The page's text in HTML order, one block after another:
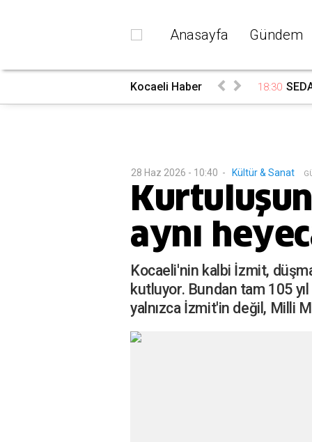
Anasayfa Gündem
Kocaeli Haber 18:30
28 Haz 2026 - 10:40 - Kültür & Sanat G
aynı
Kocaeli'nin kalbi İzmit,
kutluyor. Bundan tam 105
yalnızca İzmit'in değil, Milli